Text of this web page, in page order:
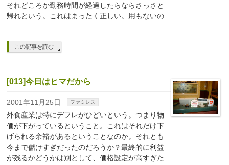
それどころか勤務時間が経過したらならさっさと
帰れという。これはまったく正しい。用もないの
この記事を読む
[013]今日はヒマだから
2001年11月25日 ファミレス
外食産業は特にデフレがひどいという。つまり物
価が下がっているということ。これはそれだけ下
げられる余裕があるということなのか。それとも
今まで儲けすぎだったのだろうか？最終的に利益
が残るかどうかは別として、価格設定が高すぎた